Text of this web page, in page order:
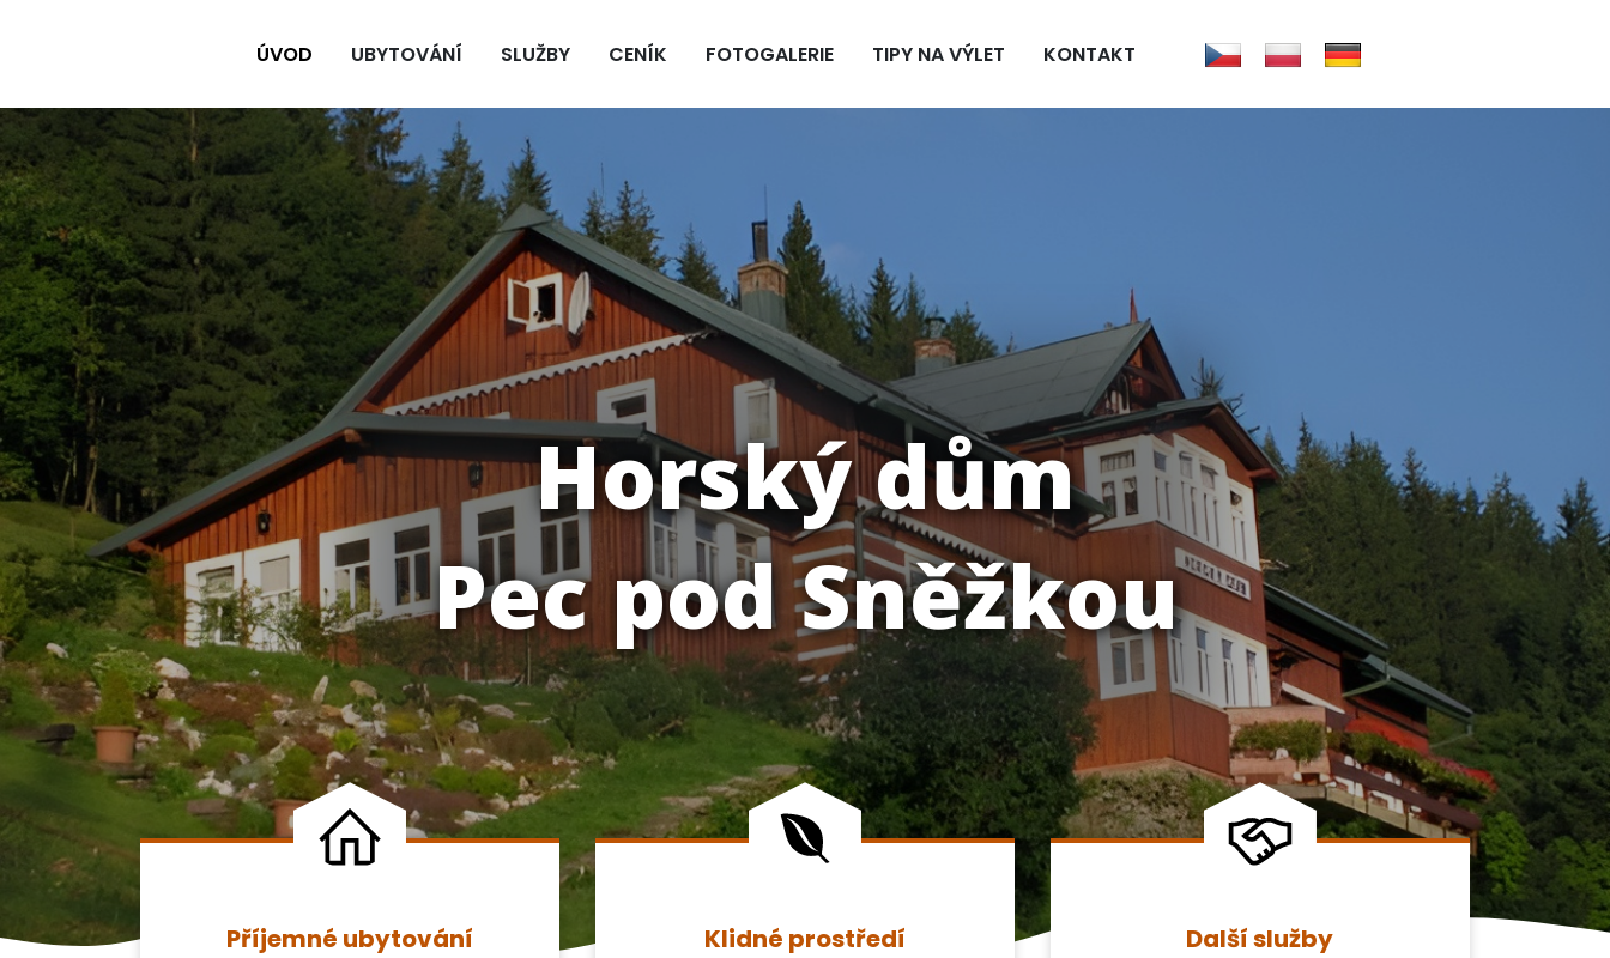
ÚVOD UBYTOVÁNÍ SLUŽBY CENÍK FOTOGALERIE TIPY NA VÝLET KONTAKT
Horský dům
Pec pod Sněžkou
Příjemné ubytování Klidné prostředí Další služby